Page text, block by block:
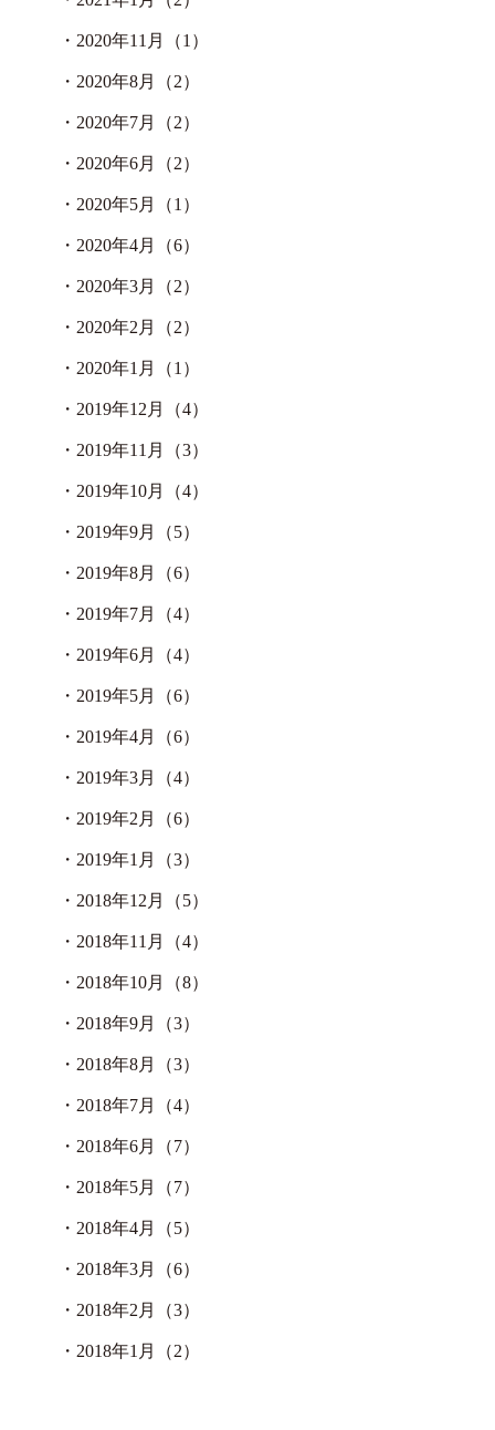
・ 2020年11月（1）
・ 2020年8月（2）
・ 2020年7月（2）
・ 2020年6月（2）
・ 2020年5月（1）
・ 2020年4月（6）
・ 2020年3月（2）
・ 2020年2月（2）
・ 2020年1月（1）
・ 2019年12月（4）
・ 2019年11月（3）
・ 2019年10月（4）
・ 2019年9月（5）
・ 2019年8月（6）
・ 2019年7月（4）
・ 2019年6月（4）
・ 2019年5月（6）
・ 2019年4月（6）
・ 2019年3月（4）
・ 2019年2月（6）
・ 2019年1月（3）
・ 2018年12月（5）
・ 2018年11月（4）
・ 2018年10月（8）
・ 2018年9月（3）
・ 2018年8月（3）
・ 2018年7月（4）
・ 2018年6月（7）
・ 2018年5月（7）
・ 2018年4月（5）
・ 2018年3月（6）
・ 2018年2月（3）
・ 2018年1月（2）